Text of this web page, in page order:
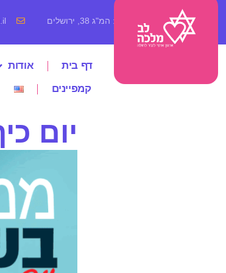
כתובת: המ"ג 38, ירושלים
דף בית אודות
קמפיינים
יום